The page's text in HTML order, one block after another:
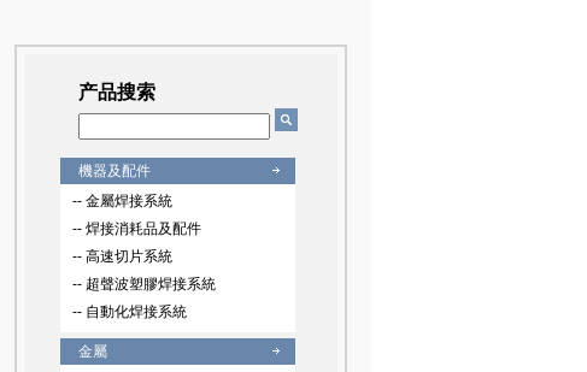
产品搜索
機器及配件
-- 金屬焊接系統
-- 焊接消耗品及配件
-- 高速切片系統
-- 超聲波塑膠焊接系統
-- 自動化焊接系統
金屬